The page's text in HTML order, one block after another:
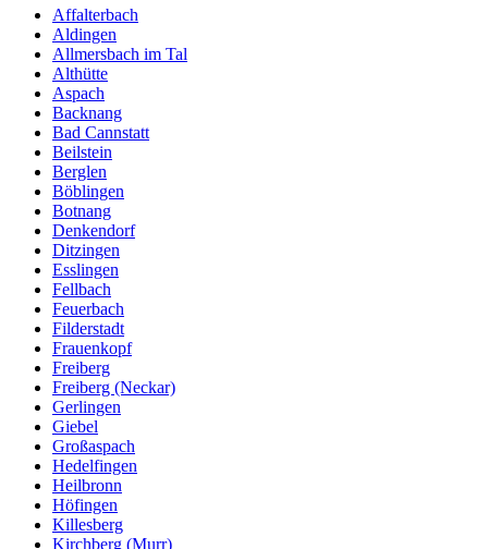
Affalterbach
Aldingen
Allmersbach im Tal
Althütte
Aspach
Backnang
Bad Cannstatt
Beilstein
Berglen
Böblingen
Botnang
Denkendorf
Ditzingen
Esslingen
Fellbach
Feuerbach
Filderstadt
Frauenkopf
Freiberg
Freiberg (Neckar)
Gerlingen
Giebel
Großaspach
Hedelfingen
Heilbronn
Höfingen
Killesberg
Kirchberg (Murr)